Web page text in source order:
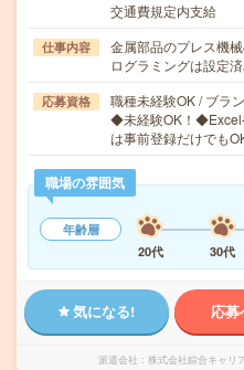
交通費規定内支給
仕事内容
金属部品のプレス機
ログラミングは設定
応募資格
職種未経験OK / ブラ
◆未経験OK！◆Excel
は事前登録だけでも
職場の雰囲気
年齢層
20代
30代
気になる! 応
派遣会社 株式会社綜合キャリ